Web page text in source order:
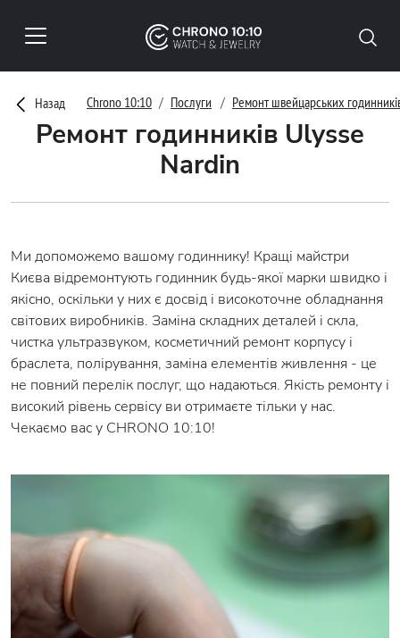
Назад Chrono 10:10 Послуги Ремонт швейцарських
Ремонт годинників Ulysse
Nardin
Ми допоможемо вашому годиннику! Кращі майстри
Києва відремонтують годинник будь-якої марки швидко і
якісно, оскільки у них є досвід і високоточне обладнання
світових виробників. Заміна складних деталей і скла,
чистка ультразвуком, косметичний ремонт корпусу і
браслета, полірування, заміна елементів живлення - це
не повний перелік послуг, що надаються. Якість ремонту і
високий рівень сервісу ви отримаєте тільки у нас.
Чекаємо вас у CHRONO 10:10!